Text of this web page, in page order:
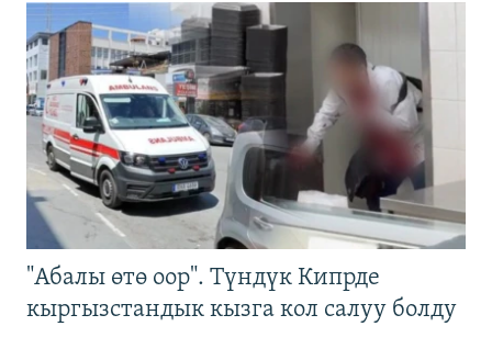
"Абалы өтө оор". Түндүк Кипрде
кыргызстандык кызга кол салуу болду